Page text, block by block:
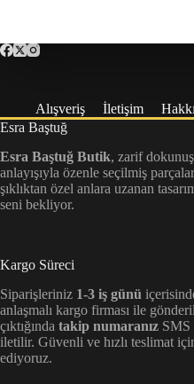
Alışveriş İletişim
Esra Baştuğ
Esra Baştuğ Butik, zarif
anlayışıyla özenle seçilmiş
şıklıktan özel anlara uzanan
seni bekliyor.
Kargo Süreci
Siparişleriniz 1-3 iş günü
anlaşmalı kargo firması ile
çıktığında takip numaranız SMS
iletilir. Güvenli ve hızlı teslimat
ediyoruz.